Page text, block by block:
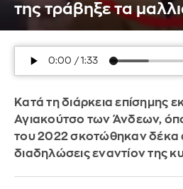
της τράβηξε τα
Κατά τη διάρκεια επίσημης
Αγιακούτσο των Άνδεων,
του 2022 σκοτώθηκαν δέκα
διαδηλώσεις εναντίον της